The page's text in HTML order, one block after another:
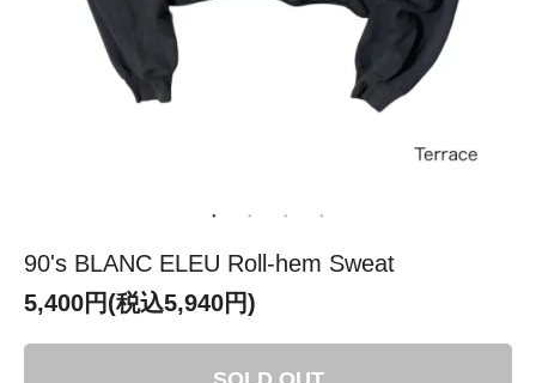
90's BLANC ELEU Roll-hem Sweat
5,400円(税込5,940円)